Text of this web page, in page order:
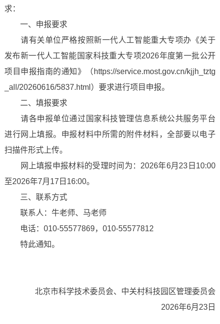
求：
一、申报要求
请有关单位严格按照新一代人工智能重大专项办《关于
发布新一代人工智能国家科技重大专项2026年度第一批公开
项目申报指南的通知》（https://service.most.gov.cn/kjjh_tztg
_all/20260616/5837.html）要求进行项目申报。
二、填报要求
请各申报单位通过国家科技管理信息系统公共服务平台
进行网上填报。申报材料中所需的附件材料，全部要以电子
扫描件形式上传。
网上填报申报材料的受理时间为：2026年6月23日10:00
至2026年7月17日16:00。
三、联系方式
联系人：牛老师、马老师
电话：010-55577869，010-55577812
特此通知。
北京市科学技术委员会、中关村科技园区管理委员会
2026年6月23日